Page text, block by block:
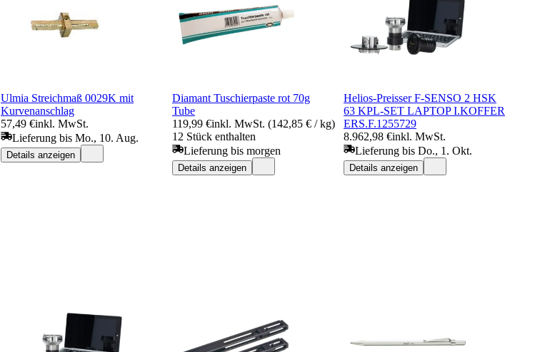
Ulmia Streichmaß 0029K mit
Kurvenanschlag
57,49 €inkl. MwSt.
Lieferung bis Mo., 10. Aug.
Details anzeigen
Diamant Tuschierpaste rot 70g
Tube
119,99 €inkl. MwSt. (142,85 € / kg)
12 Stück enthalten
Lieferung bis morgen
Details anzeigen
Helios-Preisser F-SENSO 2 HSK
63 KPL-SET LAPTOP I.KOFFER
ERS.F.1255729
8.962,98 €inkl. MwSt.
Lieferung bis Do., 1. Okt.
Details anzeigen